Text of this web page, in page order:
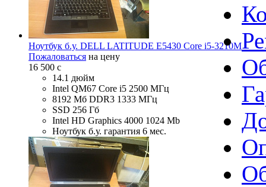
Ноутбук б.у. DELL LATITUDE E5430 Core i5-3210M
Пожаловаться на цену
16 500 c
14.1 дюйм
Intel QM67 Core i5 2500 МГц
8192 Мб DDR3 1333 МГц
SSD 256 Гб
Intel HD Graphics 4000 1024 Mb
Ноутбук б.у. гарантия 6 мес.